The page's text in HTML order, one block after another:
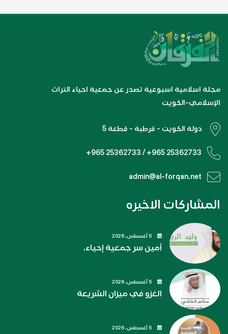
مجلة اسلامية اسبوعية تصدر عن جمعية احياء التراث
الإسلامي-الكويت
دولة الكويت - قرطبة - قطعة 5
+965 25362733 / +965 25362733
admin@al-forqan.net
المشاركات الاخيره
أمين سر جمعية إحياء.
الغزو في ميزان الشريعة